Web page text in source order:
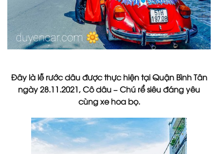
Đây là lễ rước dâu được thực hiện tại Quận Bình Tân
ngày 28.11.2021, Cô dâu – Chú rể siêu đáng yêu
cùng xe hoa bọ.